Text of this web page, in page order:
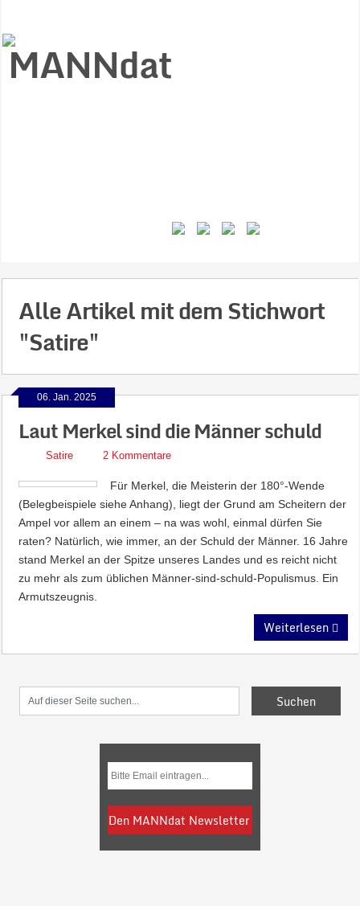
Alle Artikel mit dem Stichwort
"Satire"
06. Jan. 2025
Laut Merkel sind die Männer schuld
Satire 2 Kommentare
Für Merkel, die Meisterin der 180°-Wende
(Belegbeispiele siehe Anhang), liegt der Grund am Scheitern der
Ampel vor allem an einem – na was wohl, einmal dürfen Sie
raten? Natürlich, wie immer, an der Schuld der Männer. 16 Jahre
stand Merkel an der Spitze unseres Landes und es reicht nicht
zu mehr als zum üblichen Männer-sind-schuld-Populismus. Ein
Armutszeugnis.
Weiterlesen